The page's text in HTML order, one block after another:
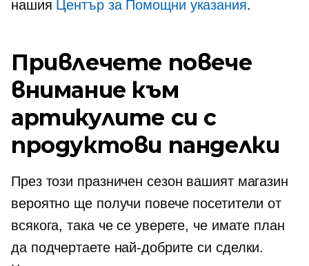
нашия Център за Помощни указания.
Привлечете повече
внимание към
артикулите си с
продуктови панделки
През този празничен сезон вашият магазин
вероятно ще получи повече посетители от
всякога, така че се уверете, че имате план
да подчертаете най-добрите си сделки.